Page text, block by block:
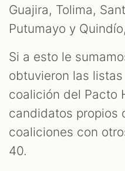
Guajira, Tolima,
Putumayo y
Si a esto le
obtuvieron las
coalición del Pacto
candidatos propios
coaliciones con
40.